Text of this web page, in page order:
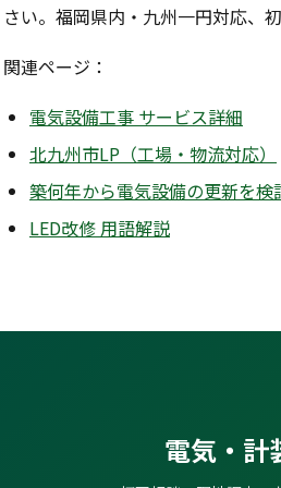
さい。福岡県内・九州一円対応、
関連ページ：
電気設備工事 サービス詳細
北九州市LP（工場・物流対応）
築何年から電気設備の更新を検
LED改修 用語解説
電気・計